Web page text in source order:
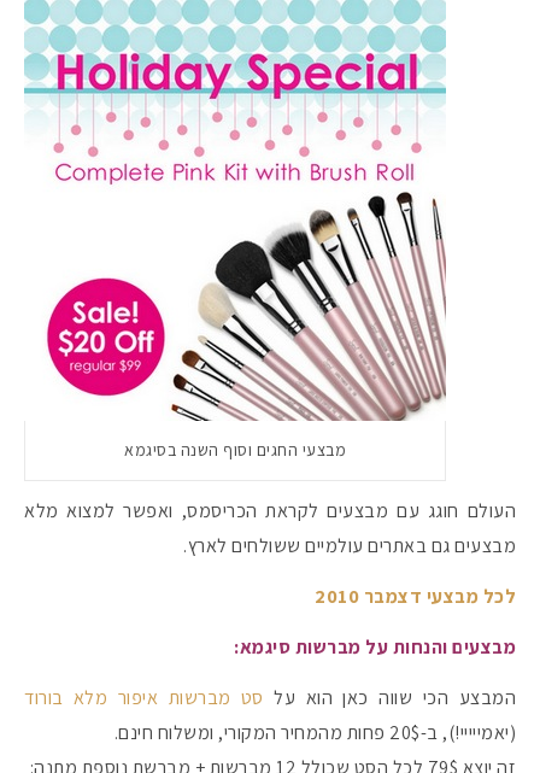
מבצעי החגים וסוף השנה בסיגמא
העולם חוגג עם מבצעים לקראת הכריסמס, ואפשר למצוא מלא
מבצעים גם באתרים עולמיים ששולחים לארץ.
לכל מבצעי דצמבר 2010
מבצעים והנחות על מברשות סיגמא:
המבצע הכי שווה כאן הוא על סט מברשות איפור מלא בורוד
(יאמייייי!), ב-20$ פחות מהמחיר המקורי, ומשלוח חינם.
זה יוצא 79$ לכל הסט שכולל 12 מברשות + מברשת נוספת מתנה: